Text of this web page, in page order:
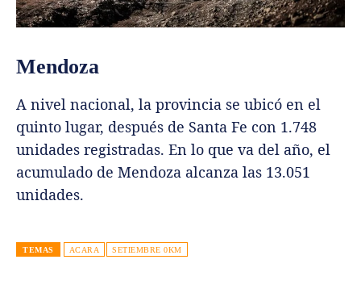
Mendoza
A nivel nacional, la provincia se ubicó en el
quinto lugar, después de Santa Fe con 1.748
unidades registradas. En lo que va del año, el
acumulado de Mendoza alcanza las 13.051
unidades.
TEMAS ACARA SETIEMBRE 0KM